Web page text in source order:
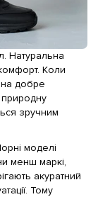
Натуральна
Коли
добре
зручним
моделі
менш маркі,
акуратний
Тому